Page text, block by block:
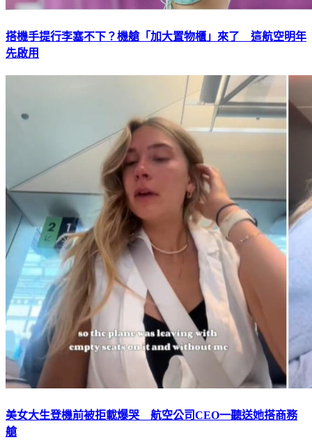
搭機手提行李塞不下？機艙「加大置物櫃」來了 這航空明年
先啟用
美女大生登機前被拒載爆哭 航空公司CEO一聽送她搭商務
艙